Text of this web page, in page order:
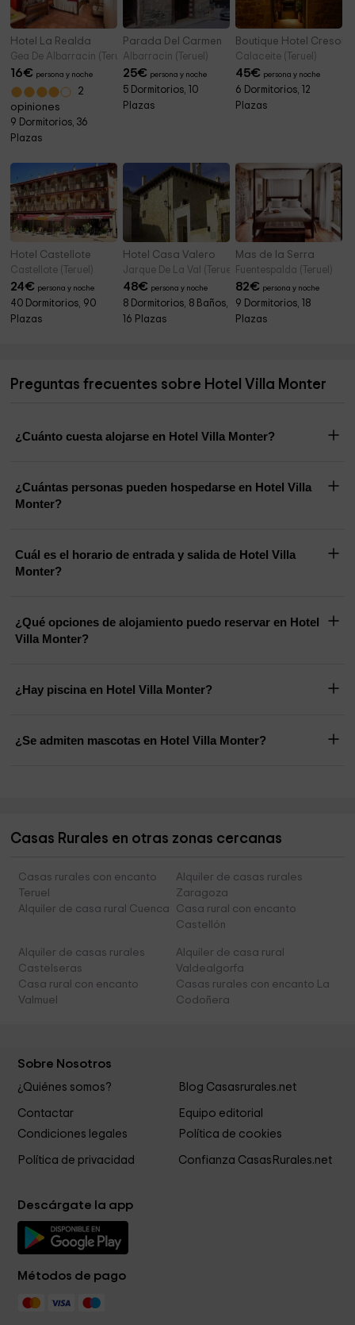
Hotel La Realda
Gea De Albarracin (Teruel)
16€ persona y noche
2
opiniones
9 Dormitorios, 36
Plazas
Parada Del Carmen
Albarracin (Teruel)
25€ persona y noche
5 Dormitorios, 10
Plazas
Boutique Hotel Cresol
Calaceite (Teruel)
45€ persona y noche
6 Dormitorios, 12
Plazas
Hotel Castellote
Castellote (Teruel)
24€ persona y noche
40 Dormitorios, 90
Plazas
Hotel Casa Valero
Jarque De La Val (Teruel)
48€ persona y noche
8 Dormitorios, 8 Baños,
16 Plazas
Mas de la Serra
Fuentespalda (Teruel)
82€ persona y noche
9 Dormitorios, 18
Plazas
Preguntas frecuentes sobre Hotel Villa Monter
¿Cuánto cuesta alojarse en Hotel Villa Monter?
¿Cuántas personas pueden hospedarse en Hotel Villa
Monter?
Cuál es el horario de entrada y salida de Hotel Villa
Monter?
¿Qué opciones de alojamiento puedo reservar en Hotel
Villa Monter?
¿Hay piscina en Hotel Villa Monter?
¿Se admiten mascotas en Hotel Villa Monter?
Casas Rurales en otras zonas cercanas
Casas rurales con encanto
Teruel
Alquiler de casas rurales
Zaragoza
Alquiler de casa rural Cuenca
Casa rural con encanto
Castellón
Alquiler de casas rurales
Castelseras
Alquiler de casa rural
Valdealgorfa
Casa rural con encanto
Valmuel
Casas rurales con encanto La
Codoñera
Sobre Nosotros
¿Quiénes somos? Blog Casasrurales.net
Contactar
Equipo editorial
Condiciones legales
Política de cookies
Política de privacidad Confianza CasasRurales.net
Descárgate la app
Métodos de pago